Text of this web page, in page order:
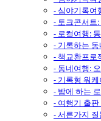
- 심야기록여
- 토크콘서트
- 로컬여행:
- 기록하는
- 책교환프로
- 동네여행:
- 기록형 워
- 밤에 하는
- 여행기 출
- 서른가지